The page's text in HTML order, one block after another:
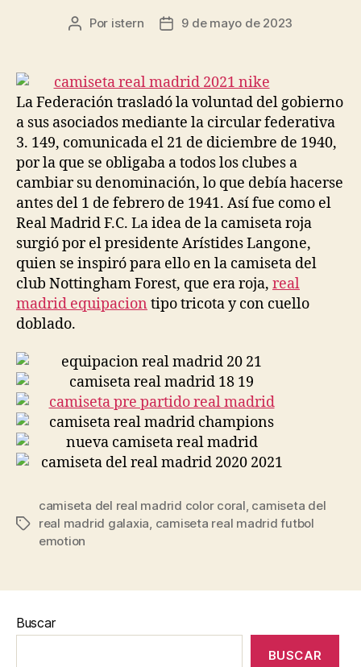
Autor
entrada
Por istern
Fecha
entrada
9 de mayo de 2023
La Federación trasladó la voluntad del gobierno
a sus asociados mediante la circular federativa
3. 149, comunicada el 21 de diciembre de 1940,
por la que se obligaba a todos los clubes a
cambiar su denominación, lo que debía hacerse
antes del 1 de febrero de 1941. Así fue como el
Real Madrid F.C. La idea de la camiseta roja
surgió por el presidente Arístides Langone,
quien se inspiró para ello en la camiseta del
club Nottingham Forest, que era roja, real
madrid equipacion tipo tricota y con cuello
doblado.
Etiquetas
camiseta del real madrid color coral, camiseta del
real madrid galaxia, camiseta real madrid futbol
emotion
Buscar
BUSCAR